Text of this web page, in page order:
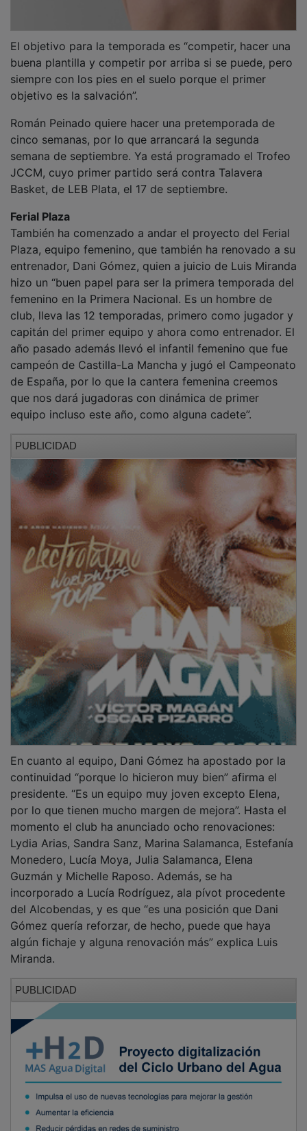
El objetivo para la temporada es “competir, hacer una
buena plantilla y competir por arriba si se puede, pero
siempre con los pies en el suelo porque el primer
objetivo es la salvación”.
Román Peinado quiere hacer una pretemporada de
cinco semanas, por lo que arrancará la segunda
semana de septiembre. Ya está programado el Trofeo
JCCM, cuyo primer partido será contra Talavera
Basket, de LEB Plata, el 17 de septiembre.
Ferial Plaza
También ha comenzado a andar el proyecto del Ferial
Plaza, equipo femenino, que también ha renovado a su
entrenador, Dani Gómez, quien a juicio de Luis Miranda
hizo un “buen papel para ser la primera temporada del
femenino en la Primera Nacional. Es un hombre de
club, lleva las 12 temporadas, primero como jugador y
capitán del primer equipo y ahora como entrenador. El
año pasado además llevó el infantil femenino que fue
campeón de Castilla-La Mancha y jugó el Campeonato
de España, por lo que la cantera femenina creemos
que nos dará jugadoras con dinámica de primer
equipo incluso este año, como alguna cadete”.
PUBLICIDAD
En cuanto al equipo, Dani Gómez ha apostado por la
continuidad “porque lo hicieron muy bien” afirma el
presidente. “Es un equipo muy joven excepto Elena,
por lo que tienen mucho margen de mejora”. Hasta el
momento el club ha anunciado ocho renovaciones:
Lydia Arias, Sandra Sanz, Marina Salamanca, Estefanía
Monedero, Lucía Moya, Julia Salamanca, Elena
Guzmán y Michelle Raposo. Además, se ha
incorporado a Lucía Rodríguez, ala pívot procedente
del Alcobendas, y es que “es una posición que Dani
Gómez quería reforzar, de hecho, puede que haya
algún fichaje y alguna renovación más” explica Luis
Miranda.
PUBLICIDAD